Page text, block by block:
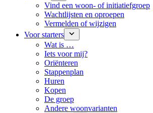
Vind een woon- of initiatiefgroep
Wachtlijsten en oproepen
Vermelden of wijzigen
Voor starters
Wat is …
Iets voor mij?
Oriënteren
Stappenplan
Huren
Kopen
De groep
Andere woonvarianten